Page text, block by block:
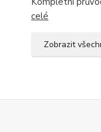
celé
Zobrazit